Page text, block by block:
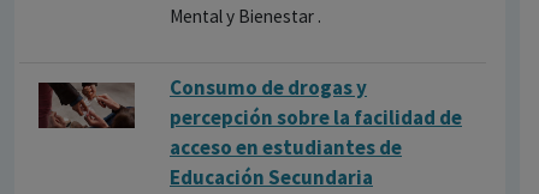
Mental y Bienestar .
Consumo de drogas y
percepción sobre la facilidad de
acceso en estudiantes de
Educación Secundaria